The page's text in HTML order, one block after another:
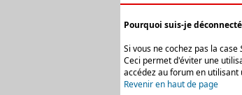
Pourquoi suis-je
Si vous ne cochez pas la case
Ceci permet d'éviter une
accédez au forum en
Revenir en haut de page